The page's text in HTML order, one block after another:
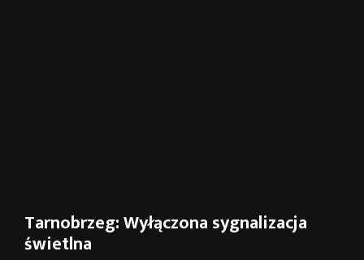
Tarnobrzeg: Wyłączona sygnalizacja
świetlna